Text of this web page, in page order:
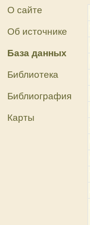
О сайте
Об источнике
База данных
Библиотека
Библиография
Карты